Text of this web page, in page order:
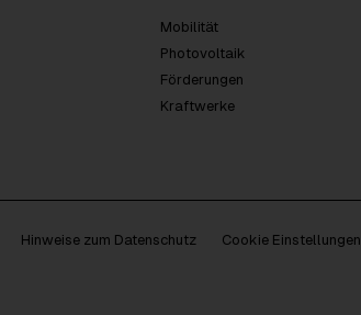
Mobilität
Photovoltaik
Förderungen
Kraftwerke
Hinweise zum Datenschutz Cookie Einstellungen